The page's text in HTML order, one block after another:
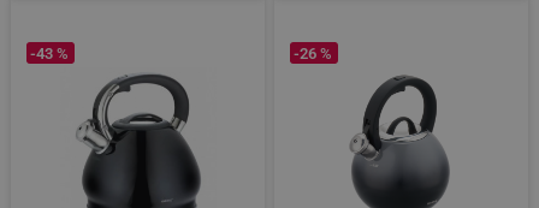
-43 % -26 %